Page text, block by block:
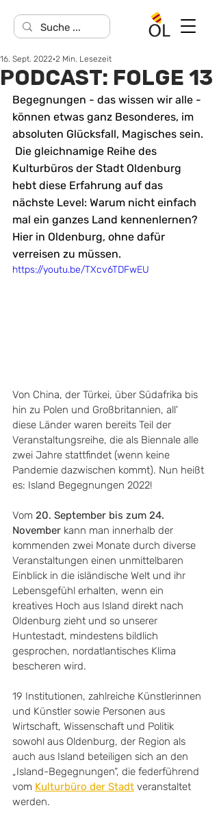
PODCAST: FOLGE 13
16. Sept. 2022 2 Min. Lesezeit
Begegnungen - das wissen wir alle -
können etwas ganz Besonderes, im
absoluten Glücksfall, Magisches sein.
Die gleichnamige Reihe des
Kulturbüros der Stadt Oldenburg
hebt diese Erfahrung auf das
nächste Level: Warum nicht einfach
mal ein ganzes Land kennenlernen?
Hier in Oldenburg, ohne dafür
verreisen zu müssen.
https://youtu.be/TXcv6TDFwEU
Von China, der Türkei, über Südafrika bis
hin zu Polen und Großbritannien, all'
diese Länder waren bereits Teil der
Veranstaltungsreihe, die als Biennale alle
zwei Jahre stattfindet (wenn keine
Pandemie dazwischen kommt). Nun heißt
es: Island Begegnungen 2022!
Vom 20. September bis zum 24.
November kann man innerhalb der
kommenden zwei Monate durch diverse
Veranstaltungen einen unmittelbaren
Einblick in die isländische Welt und ihr
Lebensgefühl erhalten, wenn ein
kreatives Hoch aus Island direkt nach
Oldenburg zieht und so unserer
Huntestadt, mindestens bildlich
gesprochen, nordatlantisches Klima
bescheren wird.
19 Institutionen, zahlreiche Künstlerinnen
und Künstler sowie Personen aus
Wirtschaft, Wissenschaft und Politik
sowohl aus Oldenburg, der Region als
auch aus Island beteiligen sich an den
„Island-Begegnungen“, die federführend
vom Kulturbüro der Stadt veranstaltet
werden.